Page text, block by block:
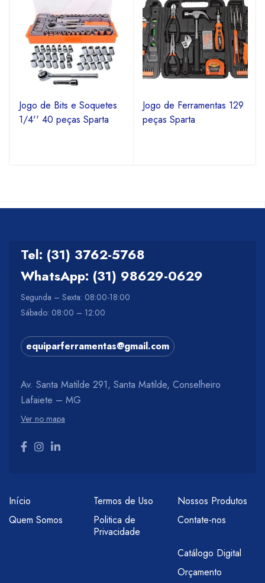
Jogo de Bits e Soquetes
1/4'' 40 peças Sparta
Jogo de Ferramentas 129
peças Sparta
Tel: (31) 3762-5768
WhatsApp: (31) 98629-0629
Segunda – Sexta: 08:00-18:00
Sábado: 08:00 – 12:00
equiparferramentas@gmail.com
Av. Santa Matilde 291, Santa Matilde, Conselheiro
Lafaiete – MG
Ver no mapa
Início
Quem Somos
Termos de Uso
Politica de
Privacidade
Nossos Produtos
Contate-nos
Catálogo Digital
Orçamento